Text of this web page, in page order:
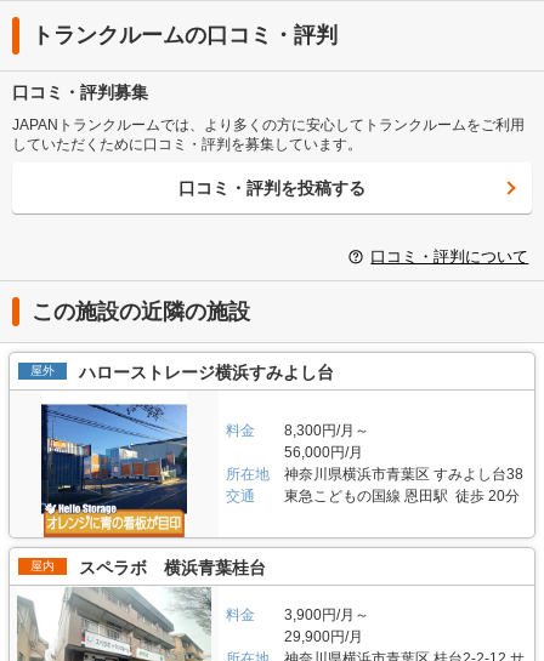
トランクルームの口コミ・評判
口コミ・評判募集
JAPANトランクルームでは、より多くの方に安心してトランクルームをご利用
していただくために口コミ・評判を募集しています。
口コミ・評判を投稿する
口コミ・評判について
この施設の近隣の施設
屋外 ハローストレージ横浜すみよし台
料金
8,300円/月～
56,000円/月
所在地
神奈川県横浜市青葉区 すみよし台38
交通
東急こどもの国線 恩田駅 徒歩 20分
屋内 スペラボ 横浜青葉桂台
料金
3,900円/月～
29,900円/月